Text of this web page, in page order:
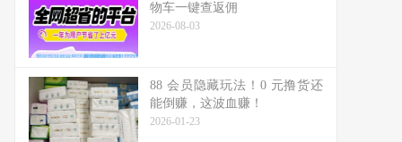
物车一键查返佣
2026-08-03
88 会员隐藏玩法！0 元撸货还
能倒赚，这波血赚！
2026-01-23